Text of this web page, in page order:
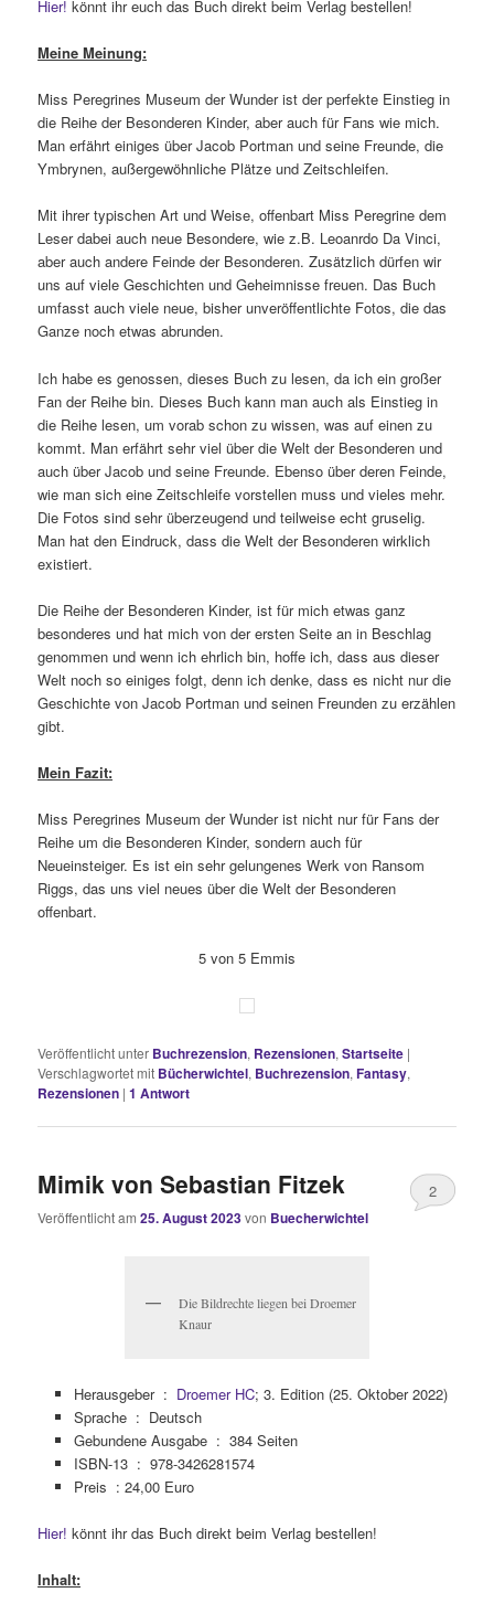
Hier! könnt ihr euch das Buch direkt beim Verlag bestellen!
Meine Meinung:
Miss Peregrines Museum der Wunder ist der perfekte Einstieg in
die Reihe der Besonderen Kinder, aber auch für Fans wie mich.
Man erfährt einiges über Jacob Portman und seine Freunde, die
Ymbrynen, außergewöhnliche Plätze und Zeitschleifen.
Mit ihrer typischen Art und Weise, offenbart Miss Peregrine dem
Leser dabei auch neue Besondere, wie z.B. Leoanrdo Da Vinci,
aber auch andere Feinde der Besonderen. Zusätzlich dürfen wir
uns auf viele Geschichten und Geheimnisse freuen. Das Buch
umfasst auch viele neue, bisher unveröffentlichte Fotos, die das
Ganze noch etwas abrunden.
Ich habe es genossen, dieses Buch zu lesen, da ich ein großer
Fan der Reihe bin. Dieses Buch kann man auch als Einstieg in
die Reihe lesen, um vorab schon zu wissen, was auf einen zu
kommt. Man erfährt sehr viel über die Welt der Besonderen und
auch über Jacob und seine Freunde. Ebenso über deren Feinde,
wie man sich eine Zeitschleife vorstellen muss und vieles mehr.
Die Fotos sind sehr überzeugend und teilweise echt gruselig.
Man hat den Eindruck, dass die Welt der Besonderen wirklich
existiert.
Die Reihe der Besonderen Kinder, ist für mich etwas ganz
besonderes und hat mich von der ersten Seite an in Beschlag
genommen und wenn ich ehrlich bin, hoffe ich, dass aus dieser
Welt noch so einiges folgt, denn ich denke, dass es nicht nur die
Geschichte von Jacob Portman und seinen Freunden zu erzählen
gibt.
Mein Fazit:
Miss Peregrines Museum der Wunder ist nicht nur für Fans der
Reihe um die Besonderen Kinder, sondern auch für
Neueinsteiger. Es ist ein sehr gelungenes Werk von Ransom
Riggs, das uns viel neues über die Welt der Besonderen
offenbart.
5 von 5 Emmis
Veröffentlicht unter Buchrezension, Rezensionen,Startseite |
Verschlagwortet mit Bücherwichtel, Buchrezension,Fantasy,
Rezensionen |1 Antwort
Mimik von Sebastian Fitzek
Veröffentlicht am25. August 2023von Buecherwichtel
2
Die Bildrechte liegen bei Droemer
Knaur
Herausgeber ‏ : ‎ Droemer HC; 3. Edition (25. Oktober 2022)
Sprache ‏ : ‎ Deutsch
Gebundene Ausgabe ‏ : ‎ 384 Seiten
ISBN-13 ‏ : ‎ 978-3426281574
Preis : 24,00 Euro
Hier! könnt ihr das Buch direkt beim Verlag bestellen!
Inhalt: